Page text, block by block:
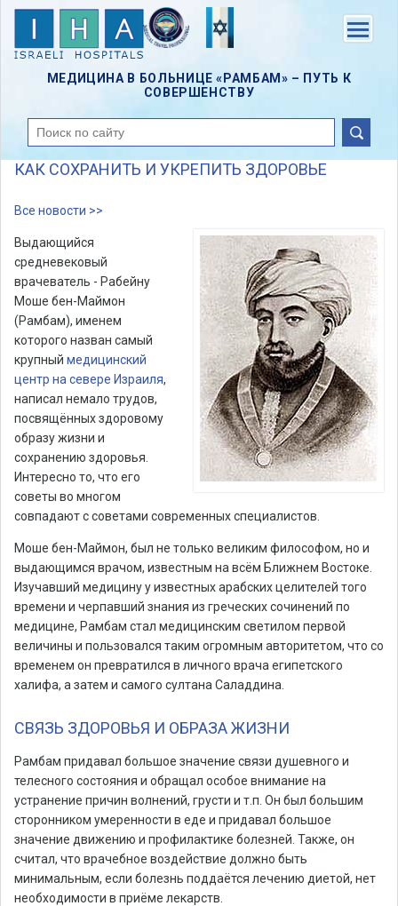
Skip
content
МЕДИЦИНА В БОЛЬНИЦЕ «РАМБАМ» – ПУТЬ К
СОВЕРШЕНСТВУ
поиск
КАК СОХРАНИТЬ И УКРЕПИТЬ ЗДОРОВЬЕ
Все новости >>
Выдающийся
средневековый
врачеватель - Рабейну
Моше бен-Маймон
(Рамбам), именем
которого назван самый
крупный медицинский
центр на севере Израиля,
написал немало трудов,
посвящённых здоровому
образу жизни и
сохранению здоровья.
Интересно то, что его
советы во многом
совпадают с советами современных специалистов.
Моше бен-Маймон, был не только великим философом, но и
выдающимся врачом, известным на всём Ближнем Востоке.
Изучавший медицину у известных арабских целителей того
времени и черпавший знания из греческих сочинений по
медицине, Рамбам стал медицинским светилом первой
величины и пользовался таким огромным авторитетом, что со
временем он превратился в личного врача египетского
халифа, а затем и самого султана Саладдина.
СВЯЗЬ ЗДОРОВЬЯ И ОБРАЗА ЖИЗНИ
Рамбам придавал большое значение связи душевного и
телесного состояния и обращал особое внимание на
устранение причин волнений, грусти и т.п. Он был большим
сторонником умеренности в еде и придавал большое
значение движению и профилактике болезней. Также, он
считал, что врачебное воздействие должно быть
минимальным, если болезнь поддаётся лечению диетой, нет
необходимости в приёме лекарств.